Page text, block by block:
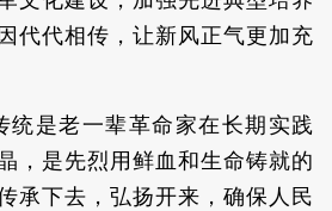
代代相传，让新风正气更加充
统是老一辈革命家在长期实践
，是先烈用鲜血和生命铸就的
承下去，弘扬开来，确保人民